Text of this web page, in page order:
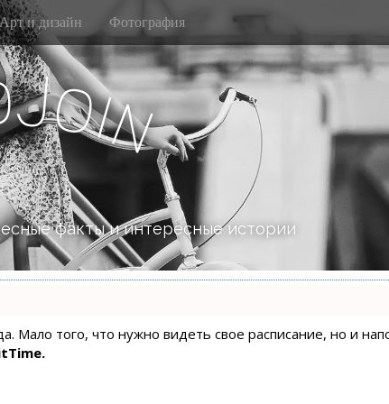
Арт и дизайн Фотография
Joi
n
факты и интересные истории
Мало того, что нужно видеть свое расписание, но и